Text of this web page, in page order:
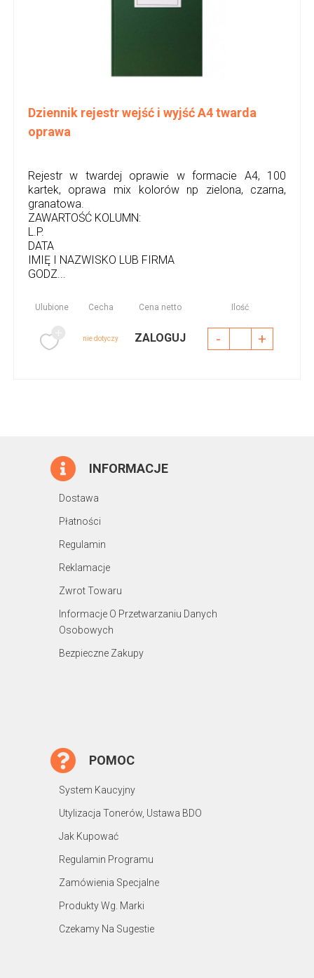
Dziennik rejestr wejść i wyjść A4 twarda
oprawa
Rejestr w twardej oprawie w formacie A4, 100
kartek, oprawa mix kolorów np zielona, czarna,
granatowa.
ZAWARTOŚĆ KOLUMN:
L.P.
DATA
IMIĘ I NAZWISKO LUB FIRMA
GODZ...
Ulubione Cecha Cena netto Ilość
nie dotyczy ZALOGUJ - +
INFORMACJE
Dostawa
Płatności
Regulamin
Reklamacje
Zwrot Towaru
Informacje O Przetwarzaniu Danych
Osobowych
Bezpieczne Zakupy
POMOC
System Kaucyjny
Utylizacja Tonerów, Ustawa BDO
Jak Kupować
Regulamin Programu
Zamówienia Specjalne
Produkty Wg. Marki
Czekamy Na Sugestie